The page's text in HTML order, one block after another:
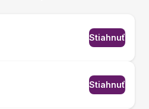
Stiahnuť
Stiahnuť